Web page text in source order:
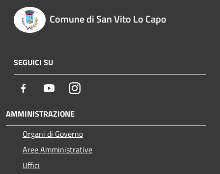
Comune di San Vito Lo Capo
SEGUICI SU
Facebook YoutubeInstagram
AMMINISTRAZIONE
Organi di Governo
Aree Amministrative
Uffici